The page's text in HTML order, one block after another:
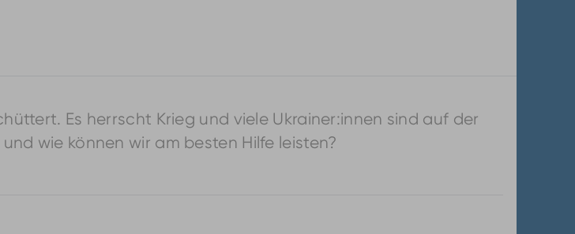
Es herrscht Krieg und viele Ukrainer:innen sind auf der
wie können wir am besten Hilfe leisten?